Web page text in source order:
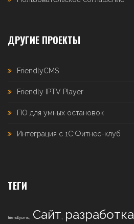
ДРУГИЕ ПРОЕКТЫ
FriendlyCMS
Friendly IPTV Player
ПО для умных остановок
Интеграция с 1С:Фитнес-клуб
ТЕГИ
friendlycms , Сайт, разработка